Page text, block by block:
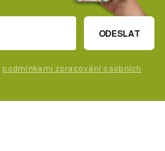
ODESLAT
podmínkami zpracování osobních